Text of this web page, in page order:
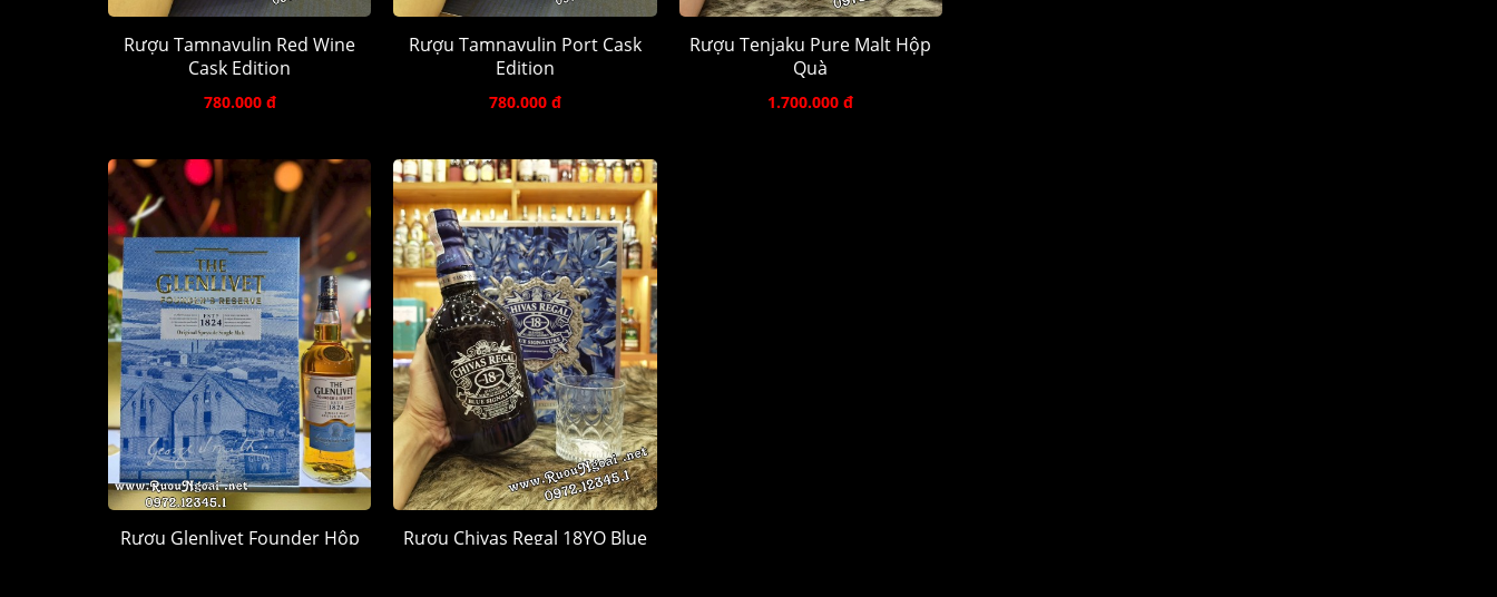
Rượu Tamnavulin Red Wine
Cask Edition
780.000 đ
Rượu Tamnavulin Port Cask
Edition
780.000 đ
Rượu Tenjaku Pure Malt Hộp
Quà
1.700.000 đ
Rượu Glenlivet Founder Hộp
Rượu Chivas Regal 18YO Blue